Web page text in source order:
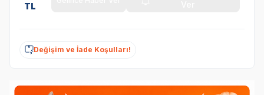
TL
Değişim ve İade Koşulları!